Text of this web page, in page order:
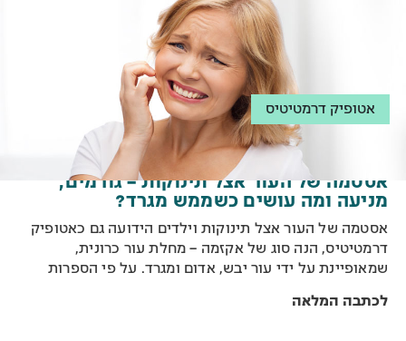
אטופיק דרמטיטיס
אסטמה של העור אצל תינוקות – גורמים,
מניעה ומה עושים כשממש מגרד?
אסטמה של העור אצל תינוקות וילדים הידועה גם כאטופיק
דרמטיטיס, הנה סוג של אקזמה – מחלת עור כרונית,
שמאופיינת על ידי עור יבש, אדום ומגרד. על פי הספרות
כי אחד הגורמים לעור היבש הנו פגיעה בשכבת ההגנה -
לכתבה המלאה